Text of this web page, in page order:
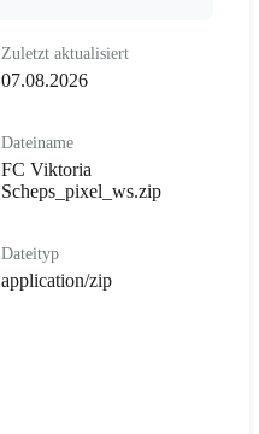
Zuletzt aktualisiert
07.08.2026
Dateiname
FC Viktoria
Scheps_pixel_ws.zip
Dateityp
application/zip